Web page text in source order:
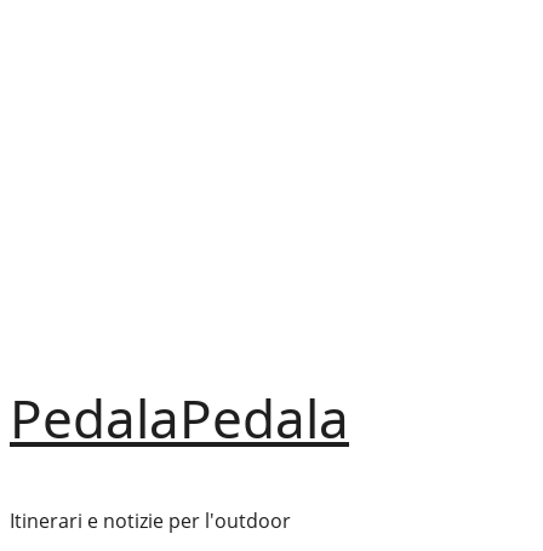
PedalaPedala
Itinerari e notizie per l'outdoor